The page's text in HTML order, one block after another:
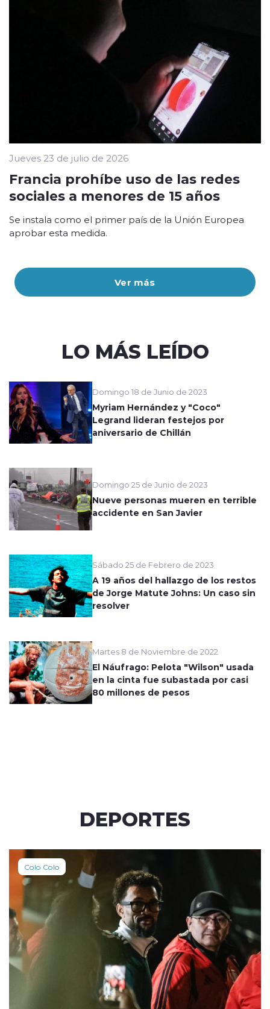
Ver más
Jueves 23 de julio de 2026
Francia prohíbe uso de las redes
sociales a menores de 15 años
Se instala como el primer país de la Unión Europea
aprobar esta medida.
LO MÁS LEÍDO
Domingo 18 de Junio de 2023
Myriam Hernández y "Coco"
Legrand lideran festejos por
aniversario de Chillán
Domingo 25 de Junio de 2023
Nueve personas mueren en terrible
accidente en San Javier
Sábado 25 de Febrero de 2023
A 19 años del hallazgo de los restos
de Jorge Matute Johns: Un caso sin
resolver
Martes 8 de Noviembre de 2022
El Náufrago: Pelota "Wilson" usada
en la cinta fue subastada por casi
80 millones de pesos
DEPORTES
Colo Colo